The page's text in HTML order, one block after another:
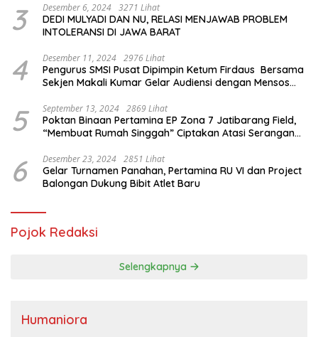
3 Desember 6, 2024 3271 Lihat
DEDI MULYADI DAN NU, RELASI MENJAWAB PROBLEM
INTOLERANSI DI JAWA BARAT
4 Desember 11, 2024 2976 Lihat
Pengurus SMSI Pusat Dipimpin Ketum Firdaus Bersama
Sekjen Makali Kumar Gelar Audiensi dengan Mensos
5 September 13, 2024 2869 Lihat
Poktan Binaan Pertamina EP Zona 7 Jatibarang Field,
“Membuat Rumah Singgah” Ciptakan Atasi Serangan
6 Desember 23, 2024 2851 Lihat
Gelar Turnamen Panahan, Pertamina RU VI dan Project
Balongan Dukung Bibit Atlet Baru
Pojok Redaksi
Selengkapnya
Humaniora